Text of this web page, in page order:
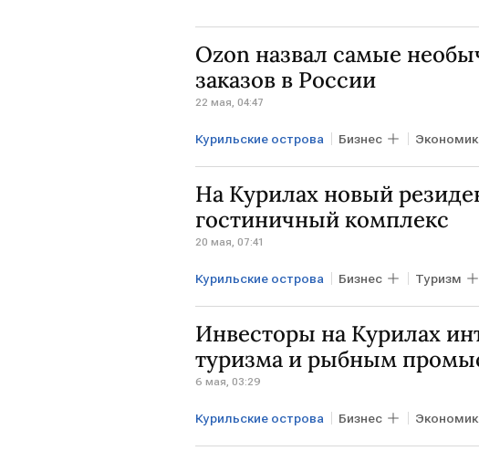
Ozon назвал самые
заказов в России
22 мая, 04:47
Курильские острова Бизнес
Хабаровский край Ozon
На Курилах новый
гостиничный комплекс
20 мая, 07:41
Курильские острова Бизнес Туризм
Инвесторы на Курилах
туризма и рыбным
6 мая, 03:29
Курильские острова Бизнес